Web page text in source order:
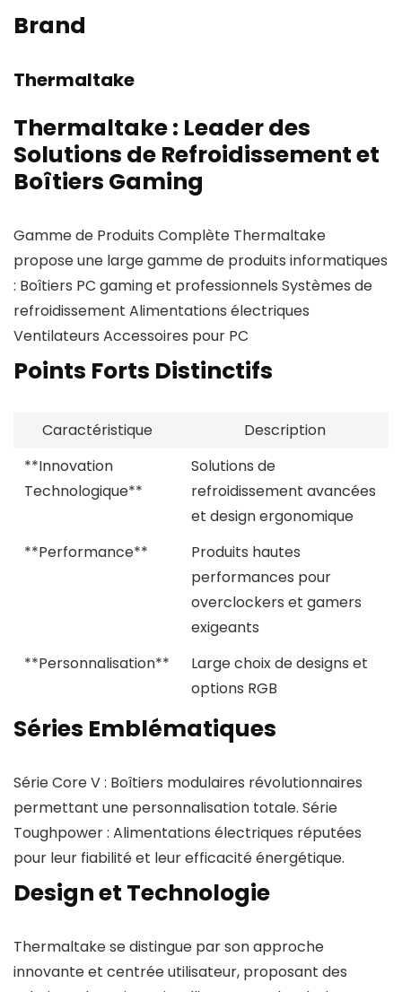
Brand
Thermaltake
Thermaltake : Leader des
Solutions de Refroidissement et
Boîtiers Gaming
Gamme de Produits Complète Thermaltake
propose une large gamme de produits informatiques
: Boîtiers PC gaming et professionnels Systèmes de
refroidissement Alimentations électriques
Ventilateurs Accessoires pour PC
Points Forts Distinctifs
Caractéristique
Description
**Innovation
Technologique**
Solutions de
refroidissement avancées
et design ergonomique
**Performance**
Produits hautes
performances pour
overclockers et gamers
exigeants
**Personnalisation**
Large choix de designs et
options RGB
Séries Emblématiques
Série Core V : Boîtiers modulaires révolutionnaires
permettant une personnalisation totale. Série
Toughpower : Alimentations électriques réputées
pour leur fiabilité et leur efficacité énergétique.
Design et Technologie
Thermaltake se distingue par son approche
innovante et centrée utilisateur, proposant des